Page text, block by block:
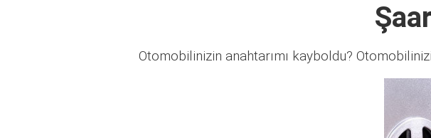
Otomobilinizin anahtarımı kayboldu?